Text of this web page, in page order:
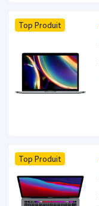
Top Produit
Top Produit